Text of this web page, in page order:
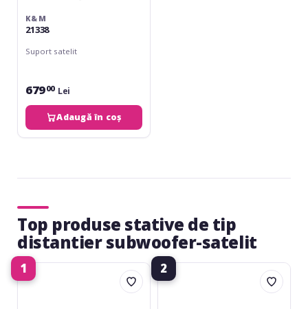
K&M
21338
Suport satelit
67900 Lei
Adaugă în coș
Top produse stative de tip
distantier subwoofer-satelit
1
Athletic
SAT-
2
Athletic
SAT-